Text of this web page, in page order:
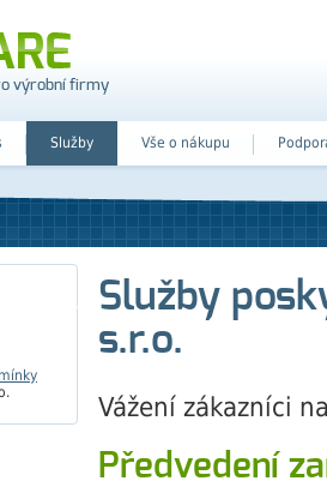
výrobní firmy
Služby Vše o nákupu
Služby
s.r.o.
Vážení zákazníci
Předvedení